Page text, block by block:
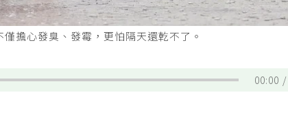
擔心發臭、發霉，更怕隔天還乾不了。
00:00